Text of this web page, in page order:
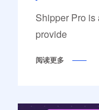
Shipper Pro
provide
阅读更多